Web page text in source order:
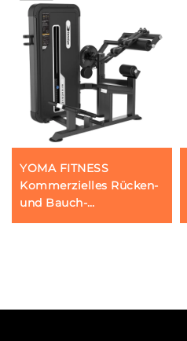
YOMA FITNESS
Kommerzielles Rücken-
und Bauch-
Trainingsgerät